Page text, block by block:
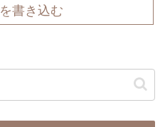
書き込む